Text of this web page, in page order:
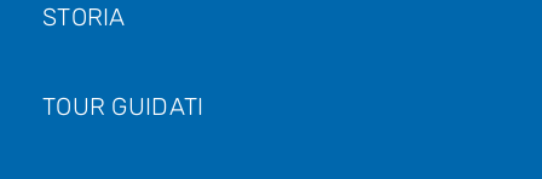
STORIA
TOUR GUIDATI